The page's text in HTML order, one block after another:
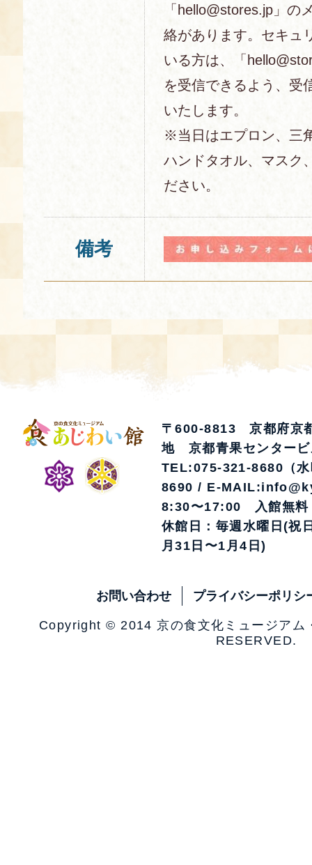
「hello@stores.jp」の
絡があります。セキュ
いる方は、「
を受信できるよう、受
いたします。
※当日はエプロン、三
ハンドタオル、マスク
ださい。
備考
〒600-8813 京都府京
地 京都青果センタービ
TEL:075-321-8680（
8690 / E-
8:30〜17:00 入館無料
休館日：毎週水曜日(祝
月31日〜1月4日)
お問い合わせ プライバシーポリシ
Copyright © 2014 京の食文化ミュージア
RESERVED.